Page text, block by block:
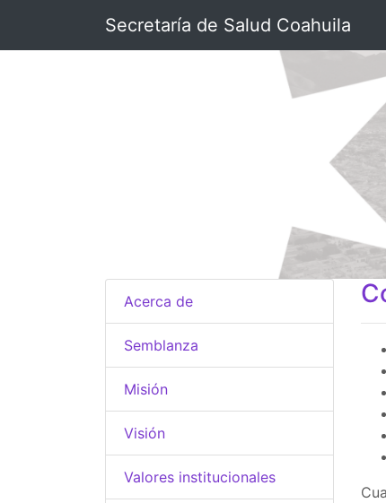
Secretaría de Salud Coahuila
Acerca de
Semblanza
Misión
Visión
Valores institucionales